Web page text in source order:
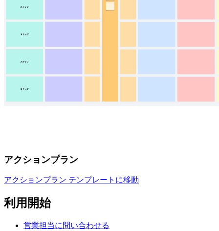
アクションプラン
アクションプラン テンプレートに移動
利用開始
営業担当に問い合わせる